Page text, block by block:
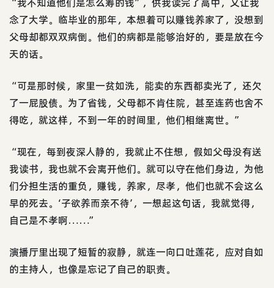
念了大学。临毕业的那年，本想着可以赚钱养家了，没想到
父母却都双双病倒。他们的病都是能够治好的，要是放在今
天的话。
“可是那时候，家里一贫如洗，能卖的东西都卖光了，还欠
了一屁股债。为了省钱，父母都不肯住院，甚至连药也舍不
得吃，就这样，不到一年的时间里，他们相继离世。”
“现在，每到夜深人静的，我就止不住想，假如父母没有送
我读书，我也就不会离开他们。就可以守在他们身边，为他
们分担生活的重负，赚钱，养家，尽孝，他们也就不会这么
早的死去。‘子欲养而亲不待’，一想起这句话，我就觉得，
自己是不孝啊……”
演播厅里出现了短暂的寂静，就连一向口吐莲花，应对自如
的主持人，也像是忘记了自己的职责。